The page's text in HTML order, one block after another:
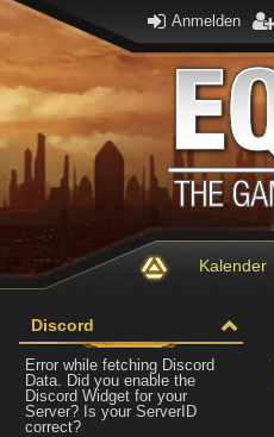
Anmelden
Kalender
Discord
Error while fetching Discord
Data. Did you enable the
Discord Widget for your
Server? Is your ServerID
correct?